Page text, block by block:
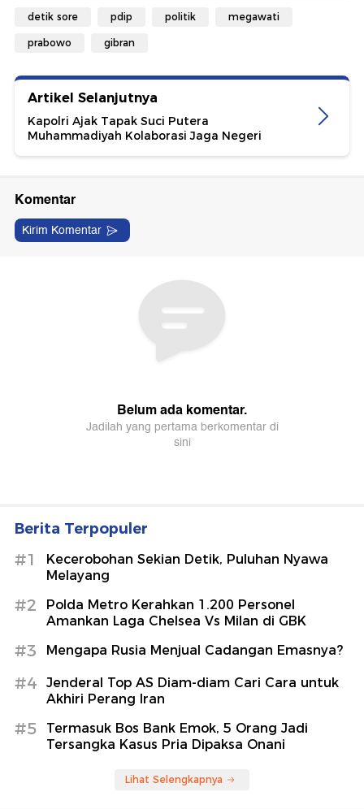
detik sore pdip politik megawati
prabowo gibran
Artikel Selanjutnya
Kapolri Ajak Tapak Suci Putera
Muhammadiyah Kolaborasi Jaga Negeri
Berita Terpopuler
#1
Kecerobohan Sekian Detik, Puluhan Nyawa
Melayang
#2
Polda Metro Kerahkan 1.200 Personel
Amankan Laga Chelsea Vs Milan di GBK
#3 Mengapa Rusia Menjual Cadangan Emasnya?
#4
Jenderal Top AS Diam-diam Cari Cara untuk
Akhiri Perang Iran
#5
Termasuk Bos Bank Emok, 5 Orang Jadi
Tersangka Kasus Pria Dipaksa Onani
Lihat Selengkapnya